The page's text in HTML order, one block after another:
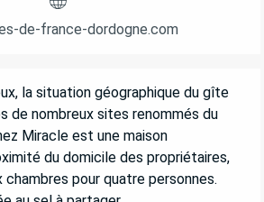
de-france-dordogne.com
la situation géographique du gîte
de nombreux sites renommés du
Miracle est une maison
du domicile des propriétaires,
chambres pour quatre personnes.